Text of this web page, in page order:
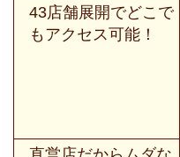
43店舗展開でどこで
もアクセス可能！